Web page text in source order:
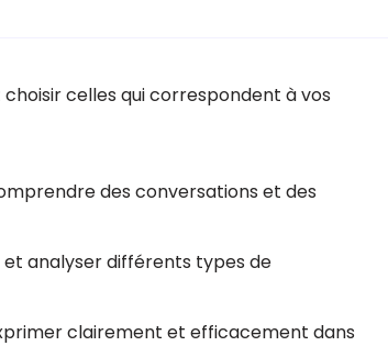
celles qui correspondent à vos
des conversations et des
analyser différents types de
clairement et efficacement dans